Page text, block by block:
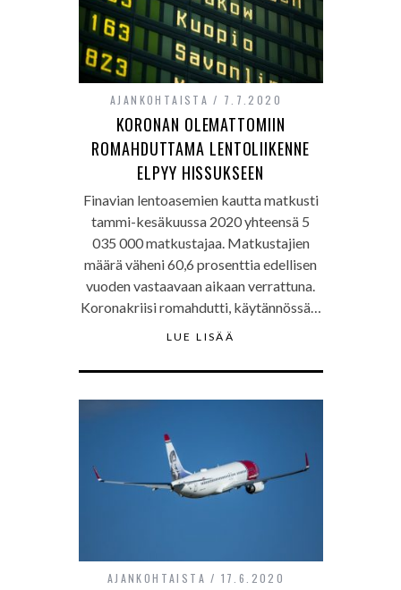
AJANKOHTAISTA 7.7.2020
KORONAN OLEMATTOMIIN
ROMAHDUTTAMA LENTOLIIKENNE
ELPYY HISSUKSEEN
Finavian lentoasemien kautta matkusti
tammi-kesäkuussa 2020 yhteensä 5
035 000 matkustajaa. Matkustajien
määrä väheni 60,6 prosenttia edellisen
vuoden vastaavaan aikaan verrattuna.
Koronakriisi romahdutti, käytännössä…
LUE LISÄÄ
AJANKOHTAISTA 17.6.2020